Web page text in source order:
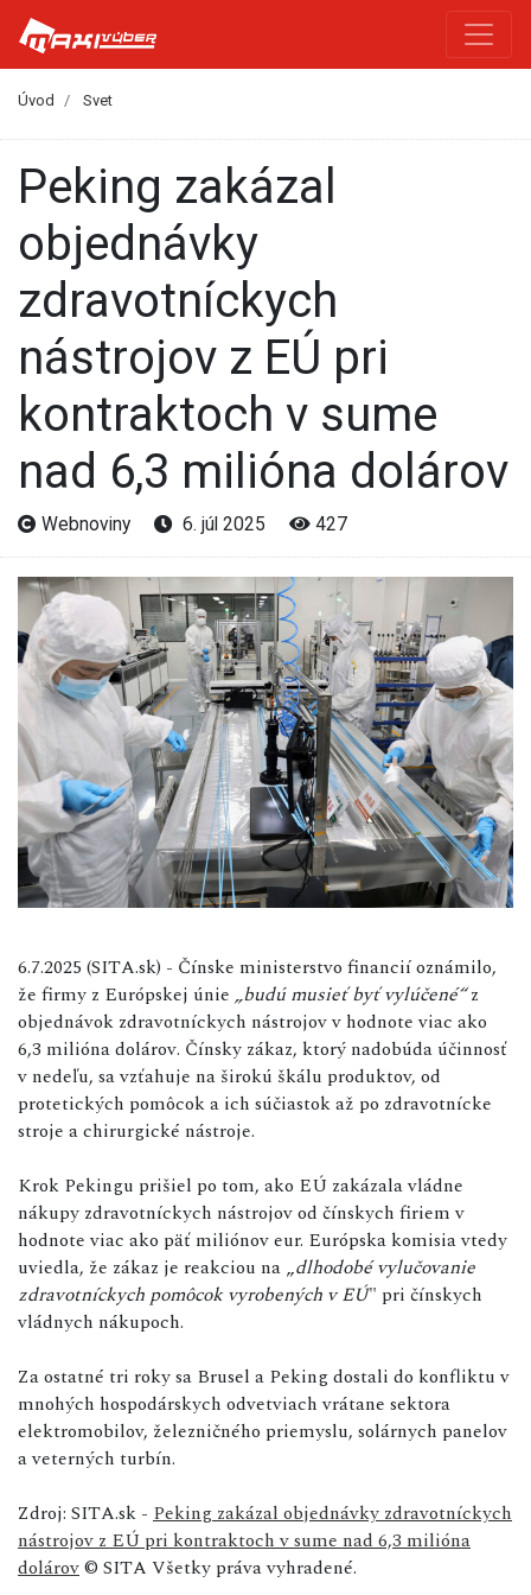
Úvod Svet
Peking zakázal
objednávky
zdravotníckych
nástrojov z EÚ pri
kontraktoch v sume
nad 6,3 milióna dolárov
Webnoviny 6. júl 2025 427
6.7.2025 (SITA.sk) - Čínske ministerstvo financií oznámilo,
že firmy z Európskej únie „budú musieť byť vylúčené“z
objednávok zdravotníckych nástrojov v hodnote viac ako
6,3 milióna dolárov. Čínsky zákaz, ktorý nadobúda účinnosť
v nedeľu, sa vzťahuje na širokú škálu produktov, od
protetických pomôcok a ich súčiastok až po zdravotnícke
stroje a chirurgické nástroje.
Krok Pekingu prišiel po tom, ako EÚ zakázala vládne
nákupy zdravotníckych nástrojov od čínskych firiem v
hodnote viac ako päť miliónov eur. Európska komisia vtedy
uviedla, že zákaz je reakciou na „dlhodobé vylučovanie
zdravotníckych pomôcok vyrobených v EÚ" pri čínskych
vládnych nákupoch.
Za ostatné tri roky sa Brusel a Peking dostali do konfliktu v
mnohých hospodárskych odvetviach vrátane sektora
elektromobilov, železničného priemyslu, solárnych panelov
a veterných turbín.
Zdroj: SITA.sk - Peking zakázal objednávky zdravotníckych
nástrojov z EÚ pri kontraktoch v sume nad 6,3 milióna
dolárov© SITA Všetky práva vyhradené.